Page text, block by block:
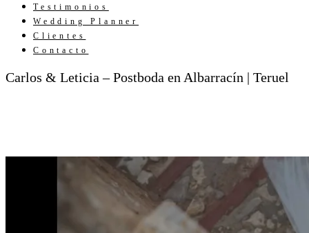
Testimonios
Wedding Planner
Clientes
Contacto
Carlos & Leticia – Postboda en Albarracín | Teruel